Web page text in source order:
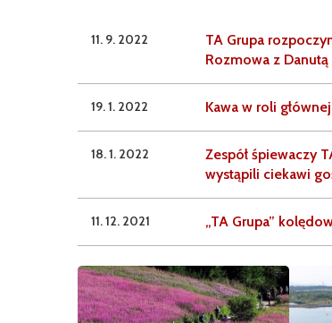
11. 9. 2022
TA Grupa
Rozmowa z
19. 1. 2022 Kawa w roli
18. 1. 2022
Zespół śpiewaczy
wystąpili ciekawi
11. 12. 2021 „TA Grupa”